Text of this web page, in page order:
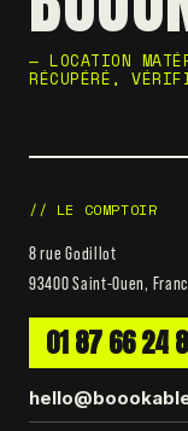
— LOCATION
RÉCUPÉRÉ,
// LE COMPTOIR
8 rue Godillot
93400 Saint-Ouen,
01 87 66 24